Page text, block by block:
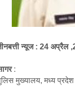
न्यूज : 24 अप्रैल
:
मुख्यालय, मध्य प्रदेश